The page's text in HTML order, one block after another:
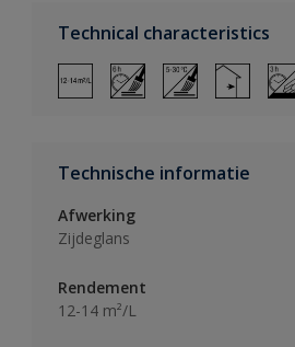
Technical characteristics
Technische informatie
Afwerking
Zijdeglans
Rendement
12-14 m²/L